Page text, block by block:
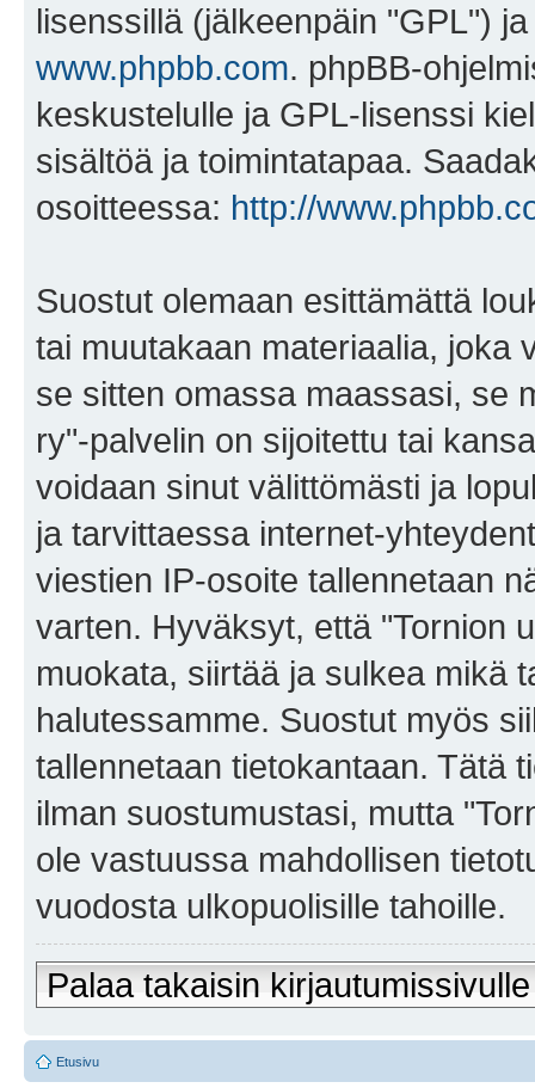
lisenssillä (jälkeenpäin "GPL")
www.phpbb.com. phpBB-
keskustelulle ja GPL-lisenssi
sisältöä ja toimintatapaa.
osoitteessa: http://
Suostut olemaan esittämättä
tai muutakaan materiaalia, joka
se sitten omassa maassasi, se
ry"-palvelin on sijoitettu tai
voidaan sinut välittömästi ja
ja tarvittaessa internet-
viestien IP-osoite tallennetaan
varten. Hyväksyt, että "Tornion
muokata, siirtää ja sulkea mikä
halutessamme. Suostut myös
tallennetaan tietokantaan. Tätä
ilman suostumustasi, mutta
ole vastuussa mahdollisen
vuodosta ulkopuolisille tahoille.
Palaa takaisin kirjautumissivulle
Etusivu